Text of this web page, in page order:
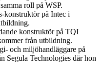
roll på WSP.
konstruktör på Intec i
konstruktör på TQI
från utbildning.
och miljöhandläggare på
Segula Technologies där hon